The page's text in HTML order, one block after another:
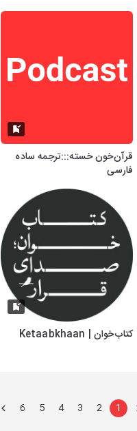
قرآن‌خون خسته:::ترجمه ساده
فارسی
کتاب‌خوان | Ketaabkhaan
1
2
3
4
5
6